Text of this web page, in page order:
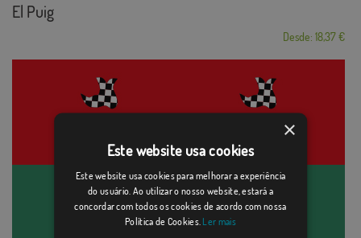
El Puig
Desde: 18,37 €
×
Este website usa cookies
Este website usa cookies para melhorar a experiência
do usuário. Ao utilizar o nosso website, estará a
concordar com todos os cookies de acordo com nossa
Política de Cookies. Ler mais